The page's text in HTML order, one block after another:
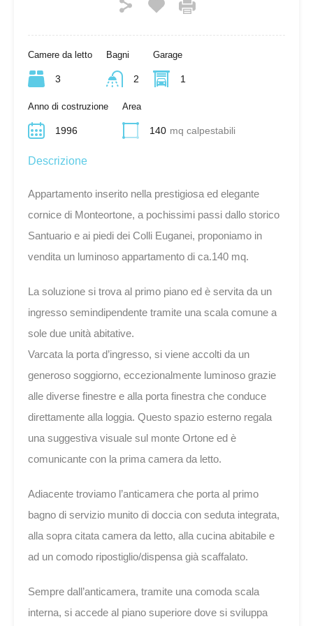
Camere da letto
3
Bagni
2
Garage
1
Anno di costruzione
1996
Area
140 mq calpestabili
Descrizione
Appartamento inserito nella prestigiosa ed elegante
cornice di Monteortone, a pochissimi passi dallo storico
Santuario e ai piedi dei Colli Euganei, proponiamo in
vendita un luminoso appartamento di ca.140 mq.
La soluzione si trova al primo piano ed è servita da un
ingresso semindipendente tramite una scala comune a
sole due unità abitative.
Varcata la porta d’ingresso, si viene accolti da un
generoso soggiorno, eccezionalmente luminoso grazie
alle diverse finestre e alla porta finestra che conduce
direttamente alla loggia. Questo spazio esterno regala
una suggestiva visuale sul monte Ortone ed è
comunicante con la prima camera da letto.
Adiacente troviamo l’anticamera che porta al primo
bagno di servizio munito di doccia con seduta integrata,
alla sopra citata camera da letto, alla cucina abitabile e
ad un comodo ripostiglio/dispensa già scaffalato.
Sempre dall’anticamera, tramite una comoda scala
interna, si accede al piano superiore dove si sviluppa